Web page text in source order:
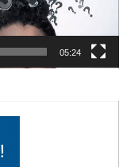
05:24